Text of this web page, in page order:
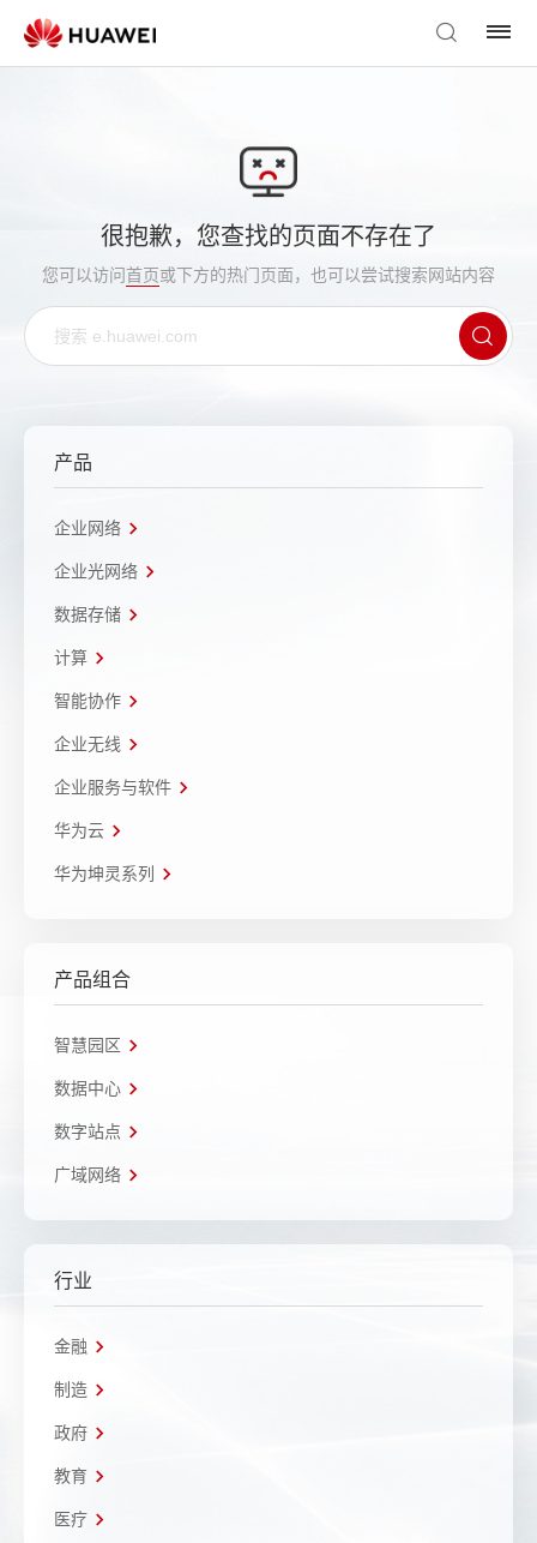
很抱歉，您查找的页面不存在了
您可以访问首页或下方的热门页面，也可以尝试搜索网站内容
产品
企业网络
企业光网络
数据存储
计算
智能协作
企业无线
企业服务与软件
华为云
华为坤灵系列
产品组合
智慧园区
数据中心
数字站点
广域网络
行业
金融
制造
政府
教育
医疗